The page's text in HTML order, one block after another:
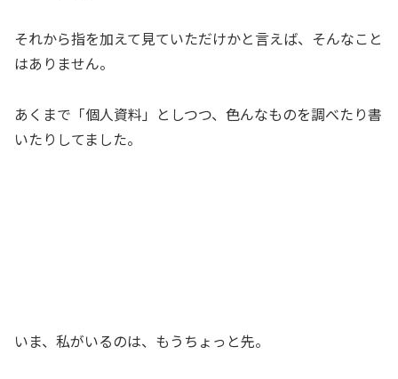
それから指を加えて見ていただけかと言えば、そんなこと
はありません。
あくまで「個人資料」としつつ、色んなものを調べたり書
いたりしてました。
いま、私がいるのは、もうちょっと先。